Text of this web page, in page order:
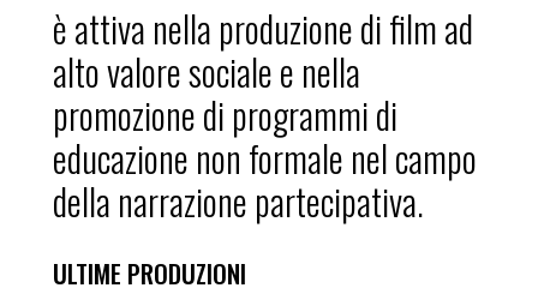
è attiva nella produzione di film ad
alto valore sociale e nella
promozione di programmi di
educazione non formale nel campo
della narrazione partecipativa.
ULTIME PRODUZIONI